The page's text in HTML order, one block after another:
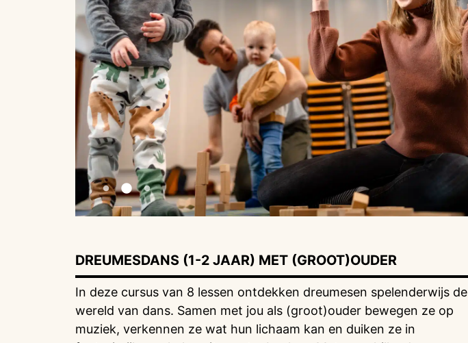
DREUMESDANS (1-2 JAAR) MET (GROOT)OUDER
In deze cursus van 8 lessen ontdekken dreumesen spelenderwijs de
wereld van dans. Samen met jou als (groot)ouder bewegen ze op
muziek, verkennen ze wat hun lichaam kan en duiken ze in